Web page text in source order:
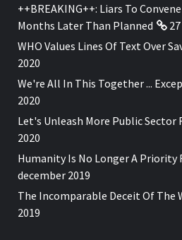
++BREAKING++: Liars To
Months Later Than Planned
WHO Values Lines Of Text Over
2020
We're All In This Together ...
2020
Let's Unleash More Public Sector
2020
Humanity Is No Longer A Priority
december 2019
The Incomparable Deceit Of The
2019